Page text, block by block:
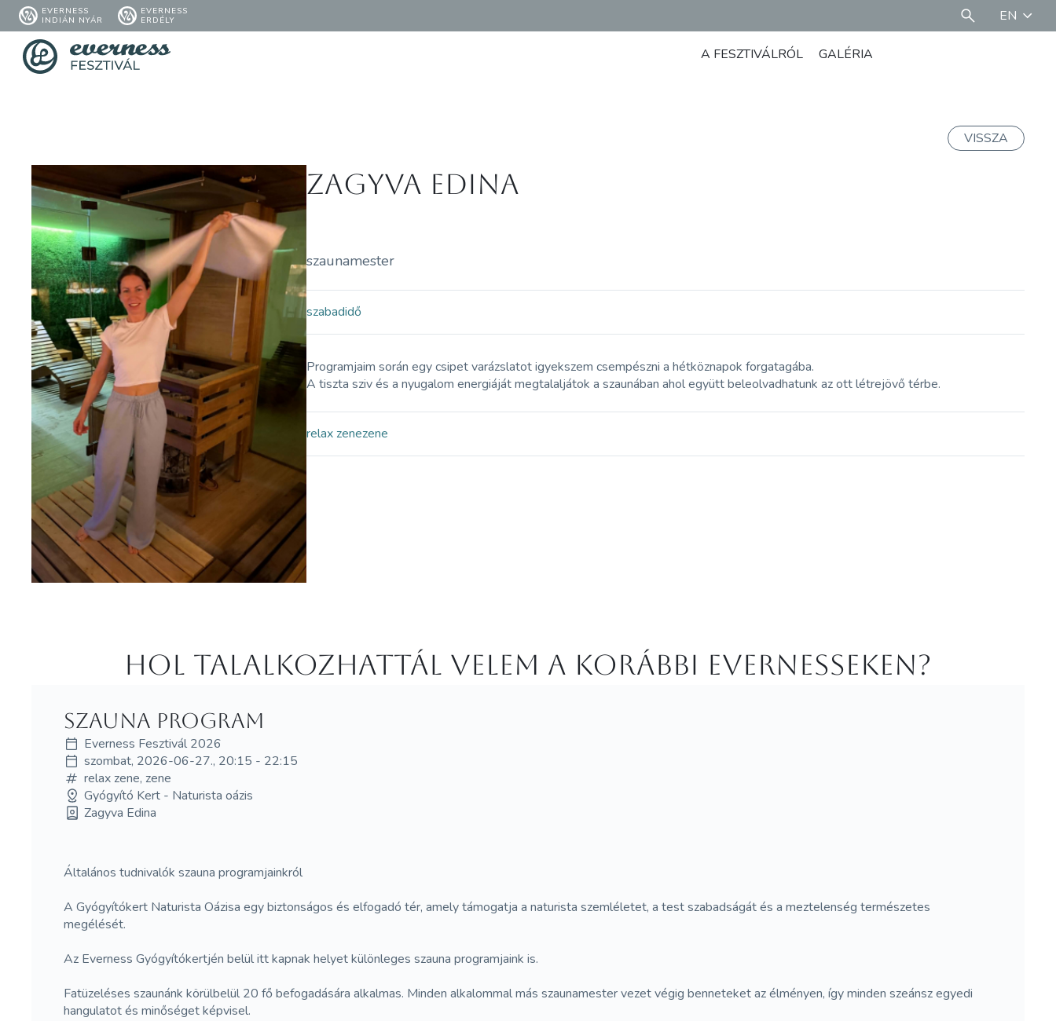
EVERNESS
INDIÁN NYÁR
EVERNESS
ERDÉLY
EN
A FESZTIVÁLRÓL GALÉRIA
VISSZA
Zagyva Edina
szaunamester
szabadidő
Programjaim során egy csipet varázslatot igyekszem csempészni a hétköznapok forgatagába.
A tiszta sziv és a nyugalom energiáját megtalaljátok a szaunában ahol együtt beleolvadhatunk az ott létrejövő térbe.
relax zenezene
Hol Talalkozhattál velem a korábbi Evernesseken?
Szauna Program
Everness Fesztivál 2026
szombat, 2026-06-27., 20:15 - 22:15
relax zene, zene
Gyógyító Kert - Naturista oázis
Zagyva Edina
Általános tudnivalók szauna programjainkról
A Gyógyítókert Naturista Oázisa egy biztonságos és elfogadó tér, amely támogatja a naturista szemléletet, a test szabadságát és a meztelenség természetes
megélését.
Az Everness Gyógyítókertjén belül itt kapnak helyet különleges szauna programjaink is.
Fatüzeléses szaunánk körülbelül 20 fő befogadására alkalmas. Minden alkalommal más szaunamester vezet végig benneteket az élményen, így minden szeánsz egyedi
hangulatot és minőséget képvisel.